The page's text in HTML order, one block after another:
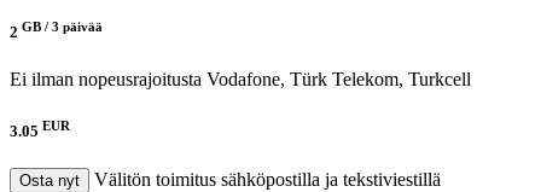
2 GB / 3 päivää
Ei ilman nopeusrajoitusta Vodafone, Türk Telekom, Turkcell
3.05 EUR
Osta nyt
Välitön toimitus sähköpostilla ja tekstiviestillä